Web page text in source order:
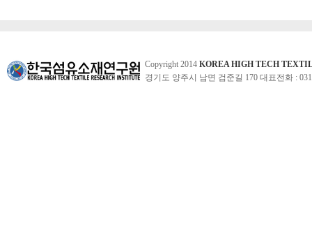
Copyright 2014 KOREA HIGH TECH
경기도 양주시 남면 검준길 170 대표전화 :